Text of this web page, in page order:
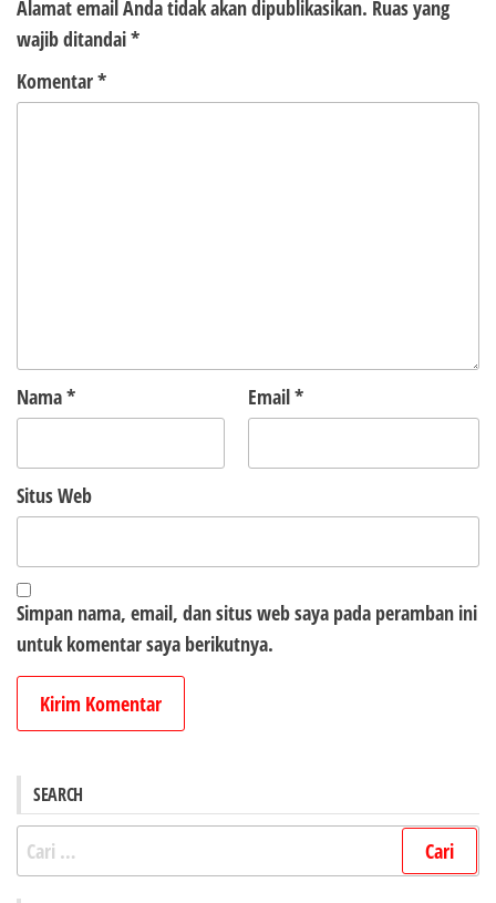
Alamat email Anda tidak akan dipublikasikan. Ruas yang
wajib ditandai*
Komentar*
Nama* Email*
Situs Web
Simpan nama, email, dan situs web saya pada peramban ini
untuk komentar saya berikutnya.
SEARCH
Cari
untuk: